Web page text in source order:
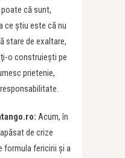
că sunt,
ce ştiu este că nu
stare de exaltare,
o construieşti pe
prietenie,
Acum, în
de crize
formula fericirii și a